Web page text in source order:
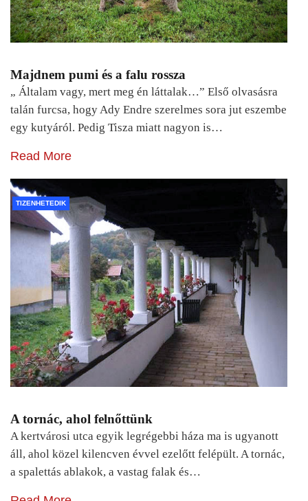
Majdnem pumi és a falu rossza
„ Általam vagy, mert meg én láttalak…” Első olvasásra
talán furcsa, hogy Ady Endre szerelmes sora jut eszembe
egy kutyáról. Pedig Tisza miatt nagyon is…
Read More
TIZENHETEDIK
A tornác, ahol felnőttünk
A kertvárosi utca egyik legrégebbi háza ma is ugyanott
áll, ahol közel kilencven évvel ezelőtt felépült. A tornác,
a spalettás ablakok, a vastag falak és…